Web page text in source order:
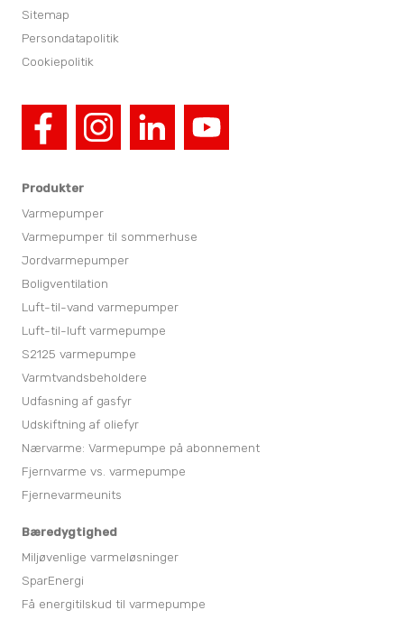
Produkter
Varmepumper
Varmepumper til sommerhuse
Jordvarmepumper
Boligventilation
Luft-til-vand varmepumper
Luft-til-luft varmepumpe
S2125 varmepumpe
Varmtvandsbeholdere
Udfasning af gasfyr
Udskiftning af oliefyr
Nærvarme: Varmepumpe på abonnement
Fjernvarme vs. varmepumpe
Fjernevarmeunits
Bæredygtighed
Miljøvenlige varmeløsninger
SparEnergi
Få energitilskud til varmepumpe
Sitemap
Persondatapolitik
Cookiepolitik